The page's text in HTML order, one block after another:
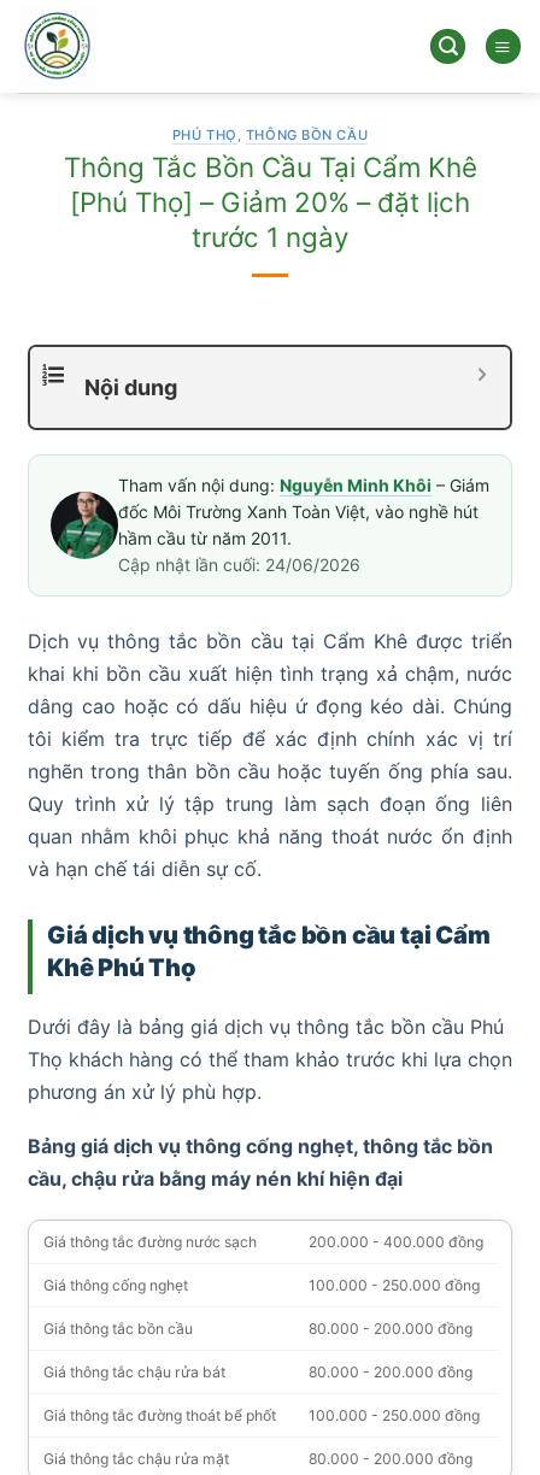
qua
dung
PHÚ THỌ , THÔNG BỒN CẦU
Thông Tắc Bồn Cầu Tại Cẩm Khê
[Phú Thọ] – Giảm 20% – đặt lịch
trước 1 ngày
Nội dung
Tham vấn nội dung: Nguyễn Minh Khôi – Giám
đốc Môi Trường Xanh Toàn Việt, vào nghề hút
hầm cầu từ năm 2011.
Cập nhật lần cuối: 24/06/2026
Dịch vụ thông tắc bồn cầu tại Cẩm Khê được triển
khai khi bồn cầu xuất hiện tình trạng xả chậm, nước
dâng cao hoặc có dấu hiệu ứ đọng kéo dài. Chúng
tôi kiểm tra trực tiếp để xác định chính xác vị trí
nghẽn trong thân bồn cầu hoặc tuyến ống phía sau.
Quy trình xử lý tập trung làm sạch đoạn ống liên
quan nhằm khôi phục khả năng thoát nước ổn định
và hạn chế tái diễn sự cố.
Giá dịch vụ thông tắc bồn cầu tại Cẩm
Khê Phú Thọ
Dưới đây là bảng giá dịch vụ thông tắc bồn cầu Phú
Thọ khách hàng có thể tham khảo trước khi lựa chọn
phương án xử lý phù hợp.
Bảng giá dịch vụ thông cống nghẹt, thông tắc bồn
cầu, chậu rửa bằng máy nén khí hiện đại
Giá thông tắc đường nước sạch 200.000 - 400.000 đồng
Giá thông cống nghẹt 100.000 - 250.000 đồng
Giá thông tắc bồn cầu 80.000 - 200.000 đồng
Giá thông tắc chậu rửa bát 80.000 - 200.000 đồng
Giá thông tắc đường thoát bể phốt 100.000 - 250.000 đồng
Giá thông tắc chậu rửa mặt 80.000 - 200.000 đồng